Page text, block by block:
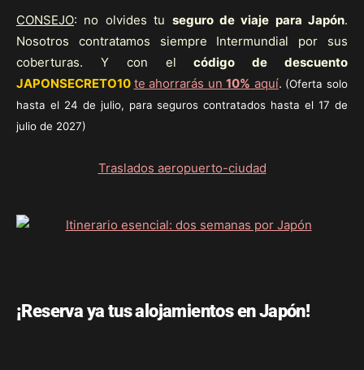
CONSEJO: no olvides tu seguro de viaje para Japón.
Nosotros contratamos siempre Intermundial por sus
coberturas. Y con elcódigo de descuento
JAPONSECRETO10 te ahorrarás un10% aquí. (Oferta solo
hasta el 24 de julio, para seguros contratados hasta el 17 de
julio de 2027)
Traslados aeropuerto-ciudad
¡Reserva ya tus alojamientos en Japón!